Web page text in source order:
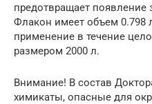
предотвращает появление
Флакон имеет объем 0.798
применение в течение
размером 2000 л.
Внимание! В состав
химикаты, опасные для